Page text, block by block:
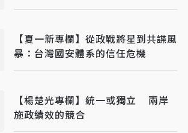
【夏一新專欄】從政戰將星到共諜風
暴：台灣國安體系的信任危機
【楊楚光專欄】統一或獨立 兩岸
施政績效的競合